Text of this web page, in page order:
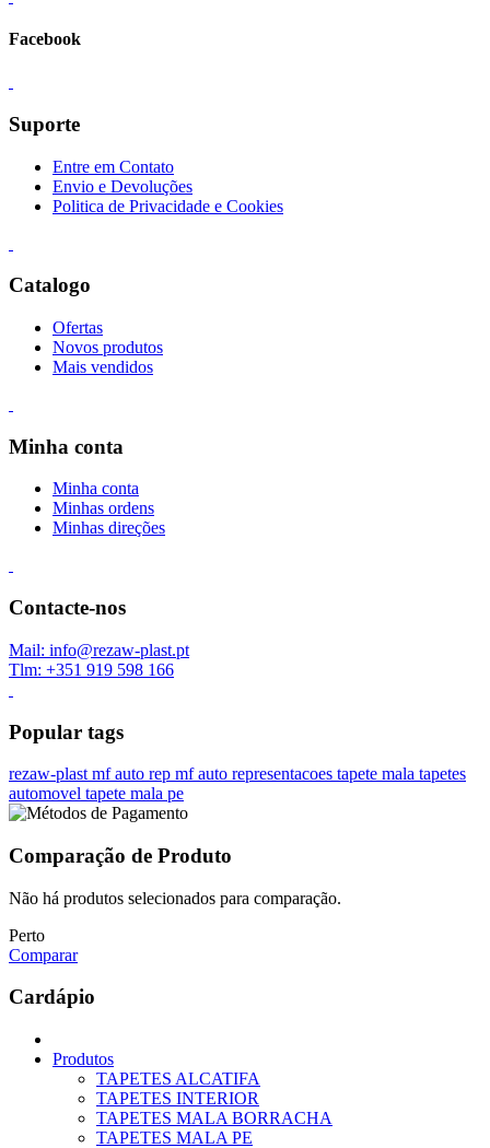
Facebook
Suporte
Entre em Contato
Envio e Devoluções
Politica de Privacidade e Cookies
Catalogo
Ofertas
Novos produtos
Mais vendidos
Minha conta
Minha conta
Minhas ordens
Minhas direções
Contacte-nos
Mail: info@rezaw-plast.pt
Tlm: +351 919 598 166
Popular tags
rezaw-plast mf auto rep mf auto representacoes tapete mala tapetes
automovel tapete mala pe
Comparação de Produto
Não há produtos selecionados para comparação.
Perto
Comparar
Cardápio
Produtos
TAPETES ALCATIFA
TAPETES INTERIOR
TAPETES MALA BORRACHA
TAPETES MALA PE